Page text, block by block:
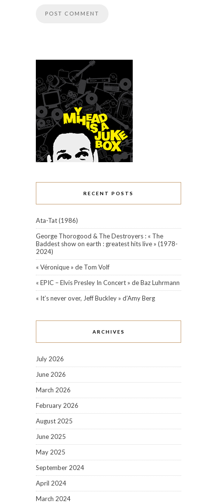
RECENT POSTS
Ata-Tat (1986)
George Thorogood & The Destroyers : « The
Baddest show on earth : greatest hits live » (1978-
2024)
« Véronique » de Tom Volf
« EPIC – Elvis Presley In Concert » de Baz Luhrmann
« It’s never over, Jeff Buckley » d’Amy Berg
ARCHIVES
July 2026
June 2026
March 2026
February 2026
August 2025
June 2025
May 2025
September 2024
April 2024
March 2024